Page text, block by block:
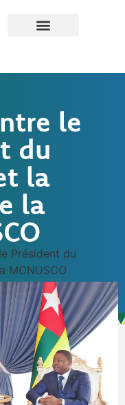
le
du
la
la
Président du
MONUSCO